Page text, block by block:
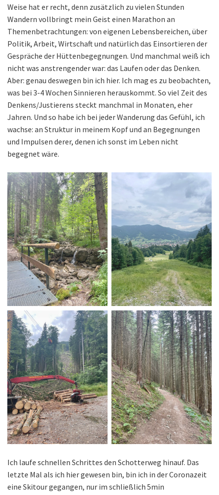
Weise hat er recht, denn zusätzlich zu vielen Stunden
Wandern vollbringt mein Geist einen Marathon an
Themenbetrachtungen: von eigenen Lebensbereichen, über
Politik, Arbeit, Wirtschaft und natürlich das Einsortieren der
Gespräche der Hüttenbegegnungen. Und manchmal weiß ich
nicht was anstrengender war: das Laufen oder das Denken.
Aber: genau deswegen bin ich hier. Ich mag es zu beobachten,
was bei 3-4 Wochen Sinnieren herauskommt. So viel Zeit des
Denkens/Justierens steckt manchmal in Monaten, eher
Jahren. Und so habe ich bei jeder Wanderung das Gefühl, ich
wachse: an Struktur in meinem Kopf und an Begegnungen
und Impulsen derer, denen ich sonst im Leben nicht
begegnet wäre.
Ich laufe schnellen Schrittes den Schotterweg hinauf. Das
letzte Mal als ich hier gewesen bin, bin ich in der Coronazeit
eine Skitour gegangen, nur im schließlich 5min